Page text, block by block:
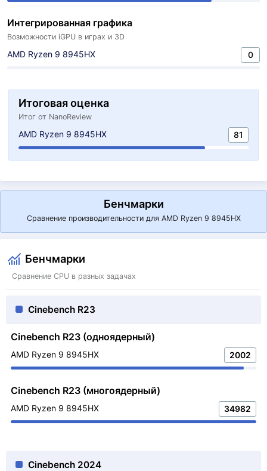
Интегрированная графика
Возможности iGPU в играх и 3D
AMD Ryzen 9 8945HX 0
Итоговая оценка
Итог от NanoReview
AMD Ryzen 9 8945HX 81
Бенчмарки
Сравнение производительности для AMD Ryzen 9 8945HX
Бенчмарки
Сравнение CPU в разных задачах
Cinebench R23
Cinebench R23 (одноядерный)
AMD Ryzen 9 8945HX 2002
Cinebench R23 (многоядерный)
AMD Ryzen 9 8945HX 34982
Cinebench 2024